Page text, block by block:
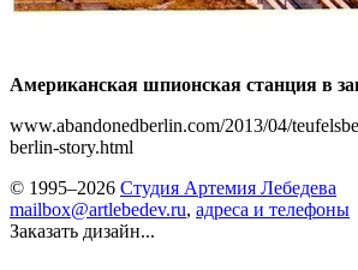
Американская шпионская станция в
www.abandonedberlin.com/2013/04/
berlin-story.html
© 1995–2026 Студия Артемия Лебедева
mailbox@artlebedev.ru, адреса и телефоны
Заказать дизайн...